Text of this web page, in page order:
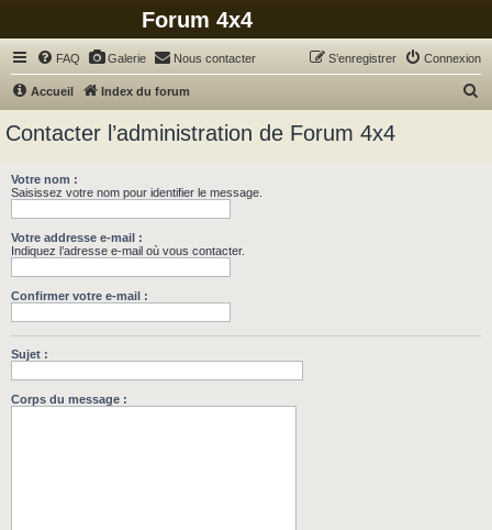
Forum 4x4
FAQ Galerie Nous contacter Connexion
S’enregistrer
Accueil Index du forum
Contacter l’administration de Forum 4x4
Votre nom :
Saisissez votre nom pour identifier le message.
Votre addresse e-mail :
Indiquez l’adresse e-mail où vous contacter.
Confirmer votre e-mail :
Sujet :
Corps du message :